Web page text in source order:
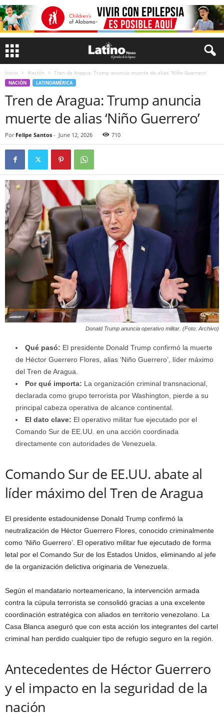
Inicio Nación Tren de Aragua: Trump anuncia muerte de alias ‘Niño Guerrero’
NACIÓN LATINOAMÉRICA
Tren de Aragua: Trump anuncia
muerte de alias ‘Niño Guerrero’
Por Felipe Santos - June 12, 2026 710
Donald Trump anuncia operativo militar. (Foto: Archivo)
Qué pasó: El presidente Donald Trump confirmó la muerte
de Héctor Guerrero Flores, alias ‘Niño Guerrero’, líder máximo
del Tren de Aragua.
Por qué importa: La organización criminal transnacional,
declarada como grupo terrorista por Washington, pierde a su
principal cabeza operativa de alcance continental.
El dato clave: El operativo militar fue ejecutado por el
Comando Sur de EE.UU. en una acción coordinada
directamente con autoridades de Venezuela.
Comando Sur de EE.UU. abate al
líder máximo del Tren de Aragua
El presidente estadounidense Donald Trump confirmó la
neutralización de Héctor Guerrero Flores, conocido criminalmente
como ‘Niño Guerrero’. El operativo militar fue ejecutado de forma
letal por el Comando Sur de los Estados Unidos, eliminando al jefe
de la organización delictiva originaria de Venezuela.
Según el mandatario norteamericano, la intervención armada
contra la cúpula terrorista se consolidó gracias a una excelente
coordinación estratégica con aliados en territorio venezolano. La
Casa Blanca aseguró que con esta acción los integrantes del cartel
criminal han perdido cualquier tipo de refugio seguro en la región.
Antecedentes de Héctor Guerrero
y el impacto en la seguridad de la
nación